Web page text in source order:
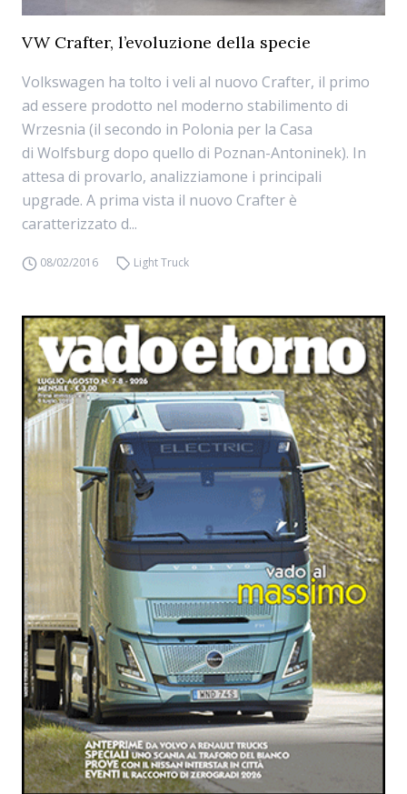
VW Crafter, l’evoluzione della specie
Volkswagen ha tolto i veli al nuovo Crafter, il primo
ad essere prodotto nel moderno stabilimento di
Wrzesnia (il secondo in Polonia per la Casa
di Wolfsburg dopo quello di Poznan-Antoninek). In
attesa di provarlo, analizziamone i principali
upgrade. A prima vista il nuovo Crafter è
caratterizzato d...
08/02/2016 Light Truck